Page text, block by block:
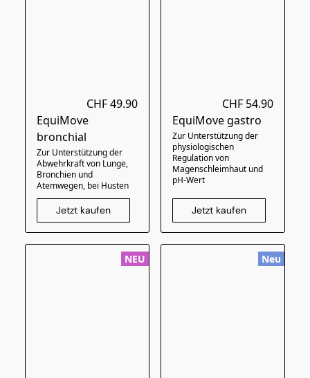
CHF 49.90
EquiMove
bronchial
Zur Unterstützung der
Abwehrkraft von Lunge,
Bronchien und
Atemwegen, bei Husten
Jetzt kaufen
CHF 54.90
EquiMove gastro
Zur Unterstützung der
physiologischen
Regulation von
Magenschleimhaut und
pH-Wert
Jetzt kaufen
NEU Neu